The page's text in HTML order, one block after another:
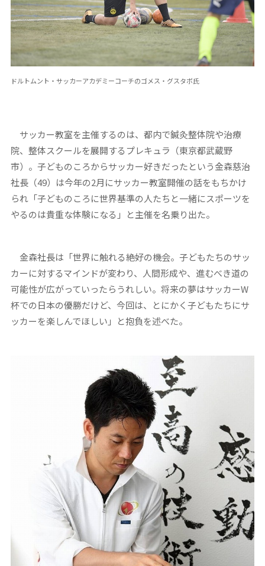
ドルトムント・サッカーアカデミーコーチのゴメス・グスタボ氏
サッカー教室を主催するのは、都内で鍼灸整体院や治療
院、整体スクールを展開するプレキュラ（東京都武蔵野
市）。子どものころからサッカー好きだったという金森慈治
社長（49）は今年の2月にサッカー教室開催の話をもちかけ
られ「子どものころに世界基準の人たちと一緒にスポーツを
やるのは貴重な体験になる」と主催を名乗り出た。
金森社長は「世界に触れる絶好の機会。子どもたちのサッ
カーに対するマインドが変わり、人間形成や、進むべき道の
可能性が広がっていったらうれしい。将来の夢はサッカーW
杯での日本の優勝だけど、今回は、とにかく子どもたちにサ
ッカーを楽しんでほしい」と抱負を述べた。